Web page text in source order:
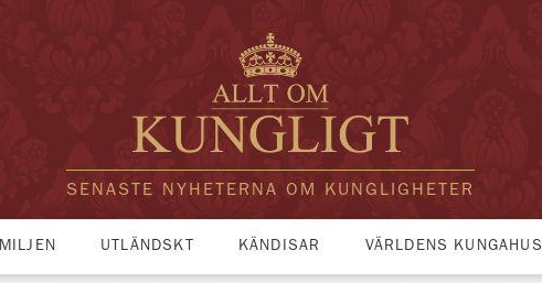
SENASTE NYHETERNA OM KUNGLIGHETER
UTLÄNDSKT KÄNDISAR VÄRLDENS KUNGAHUS